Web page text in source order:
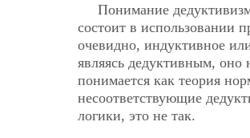
Понимание
состоит в использовании
очевидно, индуктивное
являясь дедуктивным, оно
понимается как теория
несоответствующие
логики, это не так.